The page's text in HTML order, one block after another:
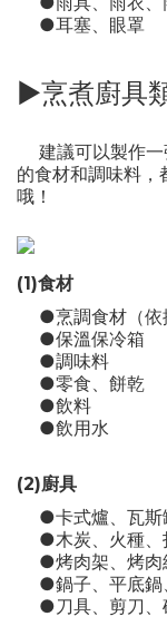
●耳塞、眼罩
►烹煮廚具
建議可以製作一
的食材和調味料，
哦！
(1)食材
●烹調食材（依
●保溫保冷箱
●調味料
●零食、餅乾
●飲料
●飲用水
(2)廚具
●卡式爐、瓦斯
●木炭、火種、
●烤肉架、烤肉
●鍋子、平底鍋
●刀具、剪刀、